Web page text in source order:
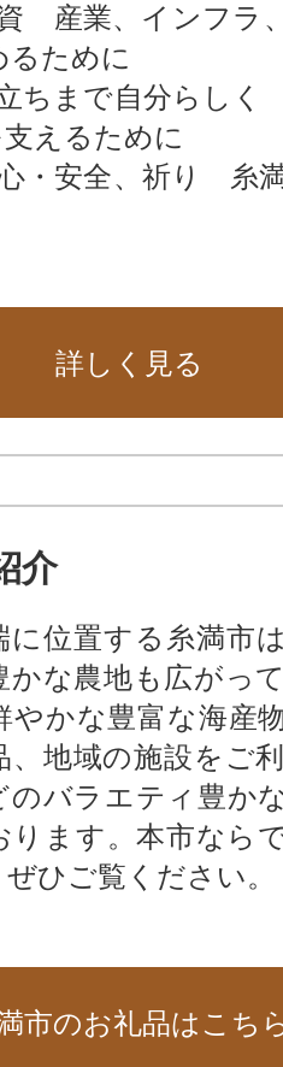
産業、インフラ
るために
ちまで自分らし
えるために
・安全、祈り 糸
詳しく見る
介
に位置する糸満市
かな農地も広がっ
やかな豊富な海産
、地域の施設をご
のバラエティ豊か
ります。本市なら
ひご覧ください。
市のお礼品はこち